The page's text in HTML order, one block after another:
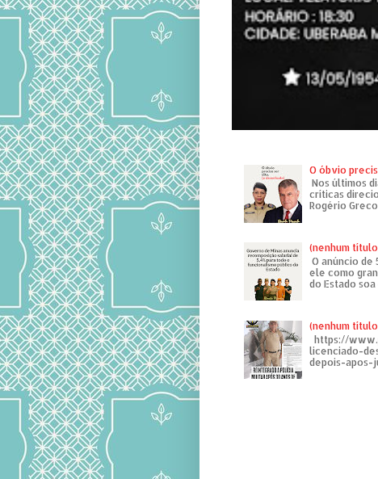
O óbvio
Nos últimos
críticas
Rogério
(nenhum
O anúncio de
ele como
do Estado
(nenhum
https://
licenciado-
depois-apos-